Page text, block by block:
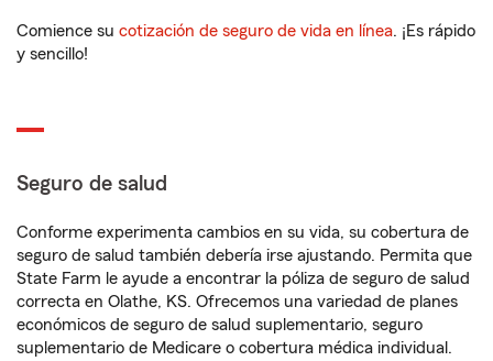
Comience su cotización de seguro de vida en línea. ¡Es rápido
y sencillo!
Seguro de salud
Conforme experimenta cambios en su vida, su cobertura de
seguro de salud también debería irse ajustando. Permita que
State Farm le ayude a encontrar la póliza de seguro de salud
correcta en Olathe, KS. Ofrecemos una variedad de planes
económicos de seguro de salud suplementario, seguro
suplementario de Medicare o cobertura médica individual.